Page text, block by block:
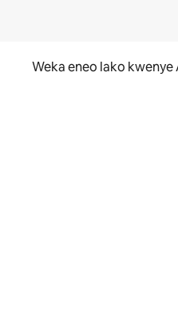
Weka eneo lako kwenye